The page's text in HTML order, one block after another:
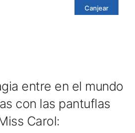
Canjear
entre en el mundo
con las pantuflas
Carol: